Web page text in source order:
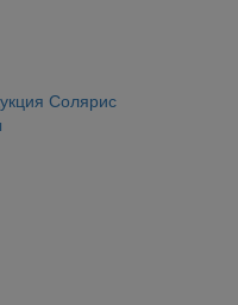
Солярис